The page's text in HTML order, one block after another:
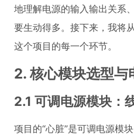
地理解电源的输入输出关系
要生动得多。接下来，我将
这个项目的每一个环节。
2. 核心模块选型与
2.1 可调电源模块：
项目的“心脏”是可调电源模